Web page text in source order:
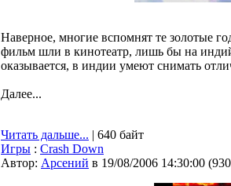
Наверное, многие вспомнят те золотые
фильм шли в кинотеатр, лишь бы на
оказывается, в индии умеют снимать
Далее...
Читать дальше... | 640 байт
Игры : Crash Down
Автор: Арсений в 19/08/2006 14:30:00 (